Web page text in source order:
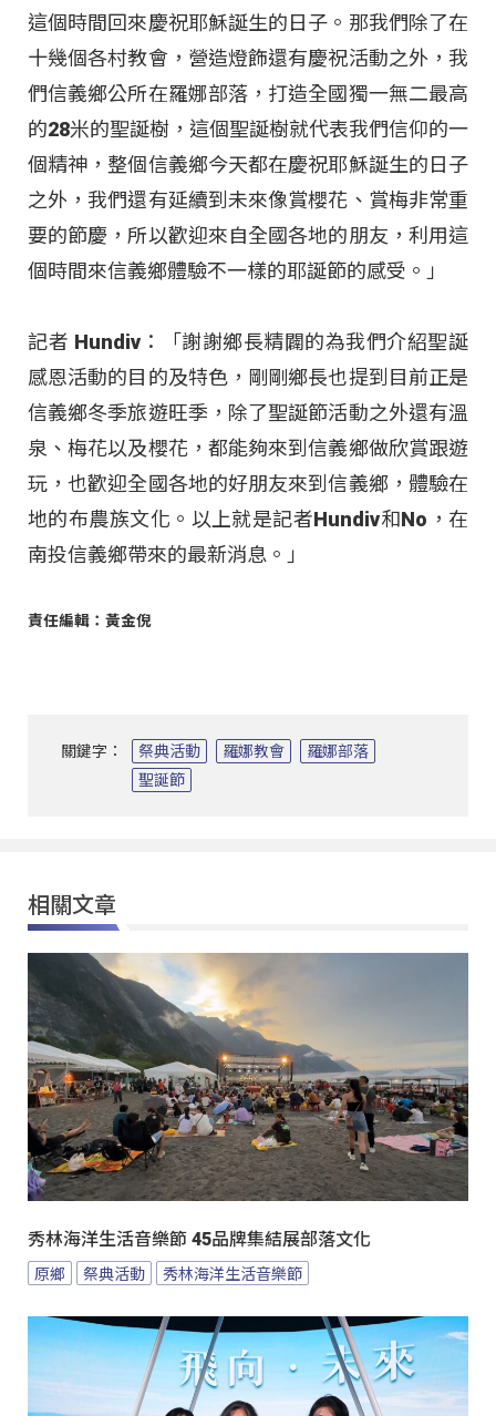
這個時間回來慶祝耶穌誕生的日子。那我們除了在
十幾個各村教會，營造燈飾還有慶祝活動之外，我
們信義鄉公所在羅娜部落，打造全國獨一無二最高
的28米的聖誕樹，這個聖誕樹就代表我們信仰的一
個精神，整個信義鄉今天都在慶祝耶穌誕生的日子
之外，我們還有延續到未來像賞櫻花、賞梅非常重
要的節慶，所以歡迎來自全國各地的朋友，利用這
個時間來信義鄉體驗不一樣的耶誕節的感受。」
記者 Hundiv：「謝謝鄉長精闢的為我們介紹聖誕
感恩活動的目的及特色，剛剛鄉長也提到目前正是
信義鄉冬季旅遊旺季，除了聖誕節活動之外還有溫
泉、梅花以及櫻花，都能夠來到信義鄉做欣賞跟遊
玩，也歡迎全國各地的好朋友來到信義鄉，體驗在
地的布農族文化。以上就是記者Hundiv和No，在
南投信義鄉帶來的最新消息。」
責任編輯：黃金倪
關鍵字： 祭典活動 羅娜教會
羅娜部落
聖誕節
相關文章
秀林海洋生活音樂節 45品牌集結展部落文化
原鄉 祭典活動 秀林海洋生活音樂節